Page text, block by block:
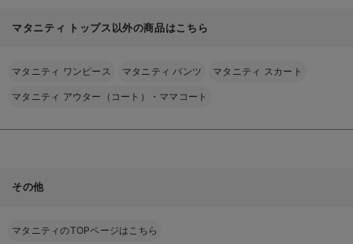
マタニティ トップス以外の商品はこちら
マタニティ ワンピース マタニティ パンツ マタニティ スカート
マタニティ アウター（コート）・ママコート
その他
マタニティのTOPページはこちら